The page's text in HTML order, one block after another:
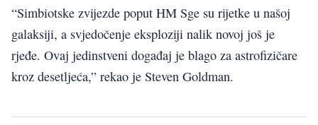
“Simbiotske zvijezde poput HM Sge su rijetke u našoj
galaksiji, a svjedočenje eksploziji nalik novoj još je
rjeđe. Ovaj jedinstveni događaj je blago za astrofizičare
kroz desetljeća,” rekao je Steven Goldman.